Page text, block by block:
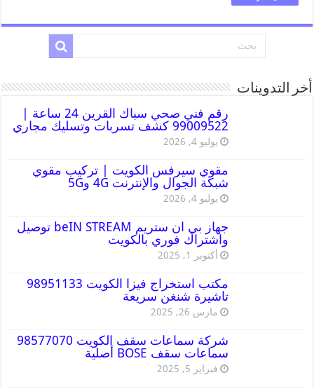
أخر التدوينات
رقم فني صحي سباك القرين 24 ساعة |
99009522 كشف تسربات وتسليك مجاري
يوليو 4, 2026
مقوي سيرفس الكويت | تركيب مقوي
شبكة الجوال والإنترنت 4G و5G
يوليو 4, 2026
جهاز بي ان ستريم beIN STREAM توصيل
واشتراك فوري بالكويت
أكتوبر 1, 2025
مكتب استخراج فيزا الكويت 98951133
تاشيرة شنغن سريعة
مارس 26, 2025
شركة سماعات سقف الكويت 98577070
سماعات سقف BOSE أصلية
فبراير 5, 2025